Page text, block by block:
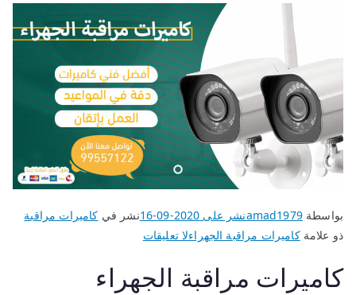
بواسطةamad1979نشر على 2020-09-16 نشر في كاميرات مراقبة
ذو علامةكاميرات مراقبة الجهراءلا تعليقات
كاميرات مراقبة الجهراء